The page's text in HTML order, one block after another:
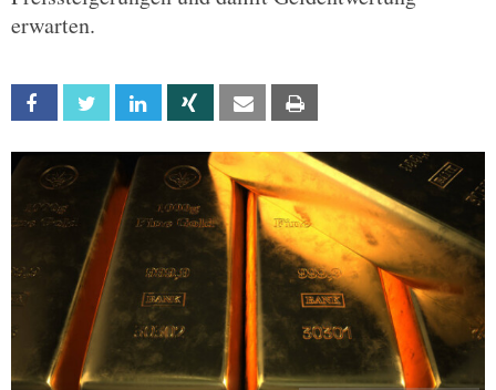
erwarten.
Facebook Twitter Linkedin Xing Email